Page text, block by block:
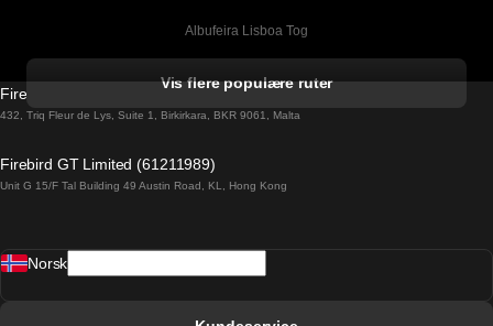
Albufeira Lisboa Tog
Barcelona Madrid Tog
Barcelona Sevilla Tog
Vis flere populære ruter
Firebird GT Limited (OC 1451)
432, Triq Fleur de Lys, Suite 1, Birkirkara, BKR 9061, Malta
Firebird GT Limited (61211989)
Unit G 15/F Tal Building 49 Austin Road, KL, Hong Kong
Norsk